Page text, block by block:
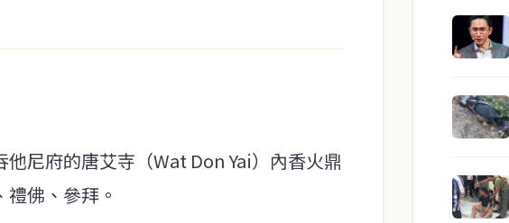
他尼府的唐艾寺（Wat Don Yai）內香火鼎
佛、參拜。